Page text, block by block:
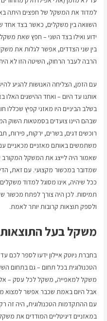
למדוד את המשקל של חפצים היתה
השוואה בין משקלים, כאשר בצד אחד
ידוע ואילו בצד השני – חפץ שאת
בין שני הצדדים, אפשר לגלות את
הרבה לעבר הרחוק, השיטה הזו לא
עם הזמן, הצליחה האנושות להגיע
אותנו עד היום – ואחד ההישגים האלו
בשלב הביניים היו מאזני קפיץ שכללו
שבהם היינו צועדים בסמטאות השוק
רוכשים דגים, בשרים, ירקות, פירות,
משתמשים באותם מאזניים מכאניים
שאמור היה לייצג את המשקל המקורב
שמדובר במכשור מקצועי. עם זאת,
ככל שיהיה, אינו מסוגל למדוד
תמיסות. לכן היה צורך לפתח מכשור
ולספק תוצאות קרובות יותר לאמת.
משקל בעל התוצאות
בחברת ניוטק איילון ידעו לספר
הטכנולוגית בכל תחום – גם בתחום
משקל למאפייה, משקל לכל עסק –
אבל היום באמת שכבר אפשר למצוא
עם ההתקדמות הטכנולוגית, היה זה
במאזניים דיגיטליים המודדים את